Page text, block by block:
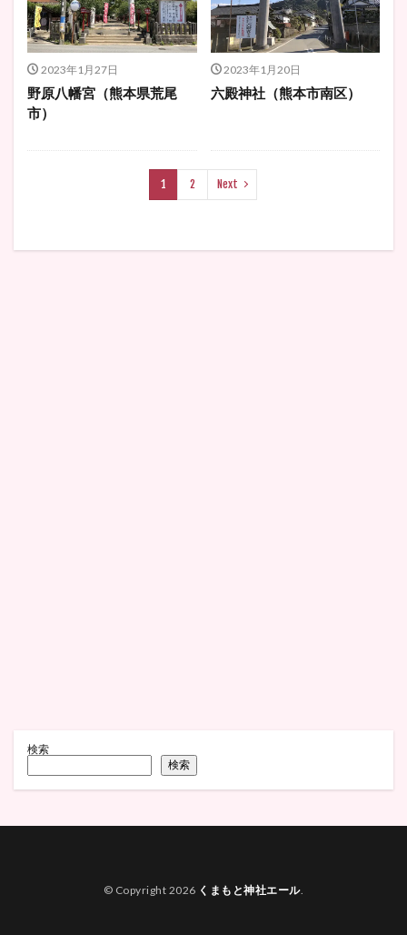
2023年1月27日
野原八幡宮（熊本県荒尾
市）
2023年1月20日
六殿神社（熊本市南区）
1 2 Next
検索
検索
© Copyright 2026 くまもと神社エール.